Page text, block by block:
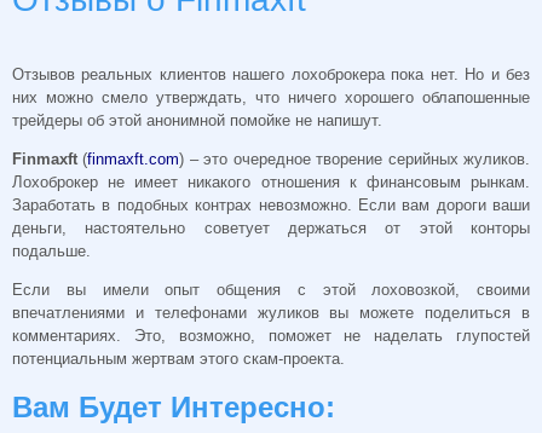
Отзывов реальных клиентов нашего лохоброкера пока нет. Но и без
них можно смело утверждать, что ничего хорошего облапошенные
трейдеры об этой анонимной помойке не напишут.
Finmaxft (finmaxft.com) – это очередное творение серийных жуликов.
Лохоброкер не имеет никакого отношения к финансовым рынкам.
Заработать в подобных контрах невозможно. Если вам дороги ваши
деньги, настоятельно советует держаться от этой конторы
подальше.
Если вы имели опыт общения с этой лоховозкой, своими
впечатлениями и телефонами жуликов вы можете поделиться в
комментариях. Это, возможно, поможет не наделать глупостей
потенциальным жертвам этого скам-проекта.
Вам Будет Интересно: